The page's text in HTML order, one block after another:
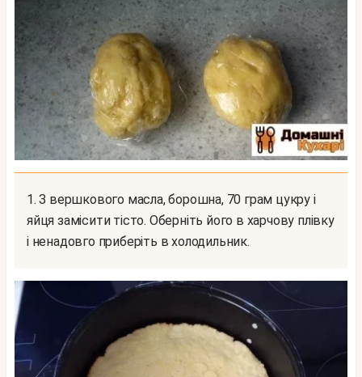
1. З вершкового масла, борошна, 70 грам цукру і
яйця замісити тісто. Оберніть його в харчову плівку
і ненадовго приберіть в холодильник.